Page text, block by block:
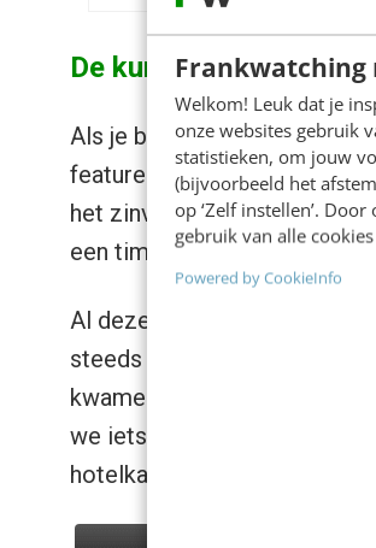
Frankwatching
Welkom! Leuk dat je
onze websites gebruik
statistieken, om jouw
(bijvoorbeeld het
op ‘Zelf instellen’.
gebruik van alle
Powered by CookieInfo
De kunst van het
Als je bent zoals de meeste
features om toe te voegen.
het zinvol om een
een timer die laat zien hoe
Al deze ideeën (en meer)
steeds zonder het
kwamen om juist dingen
we iets weg lieten
hotelkamers.